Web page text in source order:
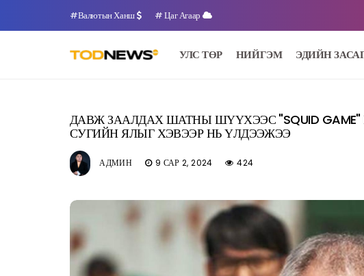
#Валютын Ханш # Цаг Агаар
УЛС ТӨР НИЙГЭМ ЭДИЙН
ДАВЖ ЗААЛДАХ ШАТНЫ ШҮҮХЭЭС "SQUID
СУГИЙН ЯЛЫГ ХЭВЭЭР НЬ ҮЛДЭЭЖЭЭ
АДМИН 9 САР 2, 2024 424